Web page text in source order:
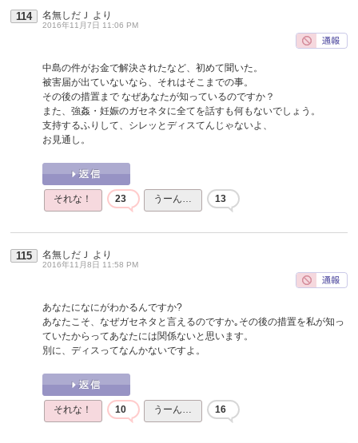
114 名無しだＪ より
2016年11月7日 11:06 PM
中島の件がお金で解決されたなど、初めて聞いた。
被害届が出ていないなら、それはそこまでの事。
その後の措置まで なぜあなたが知っているのですか？
また、強姦・妊娠のガセネタに全てを話すも何もないでしょう。
支持するふりして、シレッとディスてんじゃないよ、
お見通し。
それな！ 23 うーん… 13
115 名無しだＪ より
2016年11月8日 11:58 PM
あなたになにがわかるんですか?
あなたこそ、なぜガセネタと言えるのですか｡その後の措置を私が知っ
ていたからってあなたには関係ないと思います。
別に、ディスってなんかないですよ。
それな！ 10 うーん… 16